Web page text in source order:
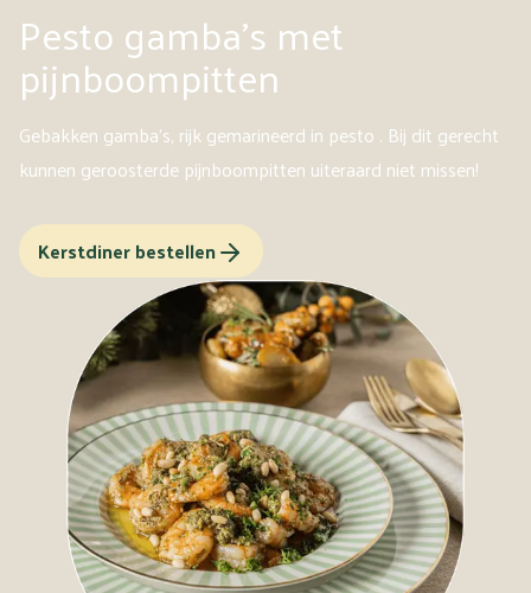
Pesto gamba's met
pijnboompitten
Gebakken gamba's, rijk gemarineerd in pesto . Bij dit gerecht
kunnen geroosterde pijnboompitten uiteraard niet missen!
Kerstdiner bestellen